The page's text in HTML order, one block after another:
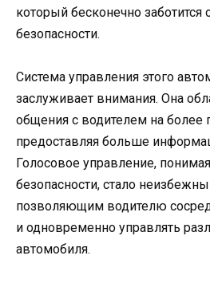
который бесконечно заботится
безопасности.
Система управления этого
заслуживает внимания. Она
общения с водителем на более
предоставляя больше
Голосовое управление,
безопасности, стало
позволяющим водителю
и одновременно управлять
автомобиля.